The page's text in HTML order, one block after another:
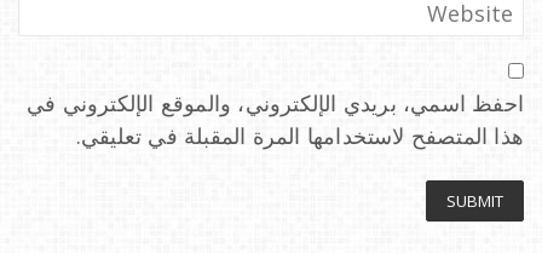
احفظ اسمي، بريدي الإلكتروني، والموقع الإلكتروني في
هذا المتصفح لاستخدامها المرة المقبلة في تعليقي.